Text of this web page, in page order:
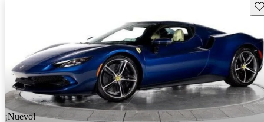
¡Nuevo!